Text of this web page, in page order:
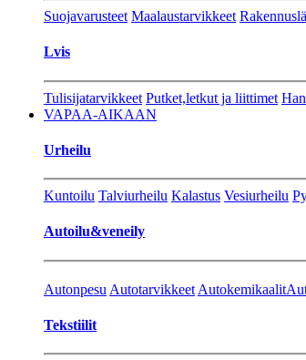
Suojavarusteet Maalaustarvikkeet
Lvis
Tulisijatarvikkeet Putket,letkut ja liittimet
VAPAA-AIKAAN
Urheilu
Kuntoilu Talviurheilu Kalastus Vesiurheilu
Autoilu&veneily
Autonpesu Autotarvikkeet Autokemikaalit
Tekstiilit